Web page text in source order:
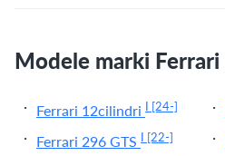
Modele marki Ferrari
Ferrari 12cilindri I [24-]
Ferrari 296 GTS I [22-]